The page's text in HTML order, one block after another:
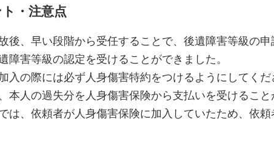
・注意点
後、早い段階から受任することで、後遺障害等級の
障害等級の認定を受けることができました。
入の際には必ず人身傷害特約をつけるようにしてく
本人の過失分を人身傷害保険から支払いを受けること
は、依頼者が人身傷害保険に加入していたため、依